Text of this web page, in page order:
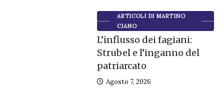
ARTICOLI DI MARTINO
CIANO
L’influsso dei fagiani:
Strubel e l’inganno del
patriarcato
Agosto 7, 2026